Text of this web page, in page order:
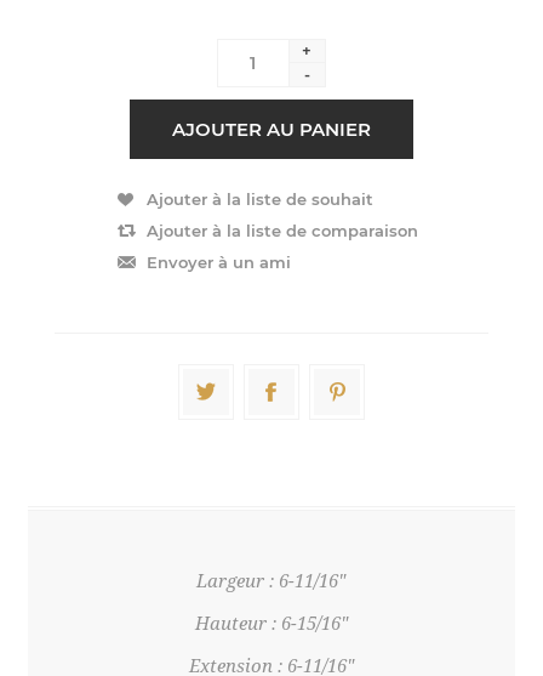
+
-
Largeur : 6-11/16"
Hauteur : 6-15/16"
Extension : 6-11/16"